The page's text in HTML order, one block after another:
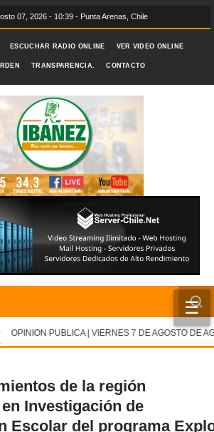
07, 2026 - 10:39 - Punta Arenas, Chile
ESCUCHAR RADIO ONLINE VER VIDEO ONLINE
TRANSPARENCIA. CONTACTO
☰
CULTURA
✕
OPINION PUBLICA | VIERNES 7 DE AGOSTO DE
de la región
Investigación de
Escolar del programa